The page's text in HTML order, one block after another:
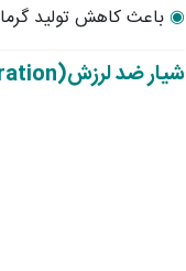
◉ باعث کاهش تولید
شیار ضد لرزش(Anti-Vibration)